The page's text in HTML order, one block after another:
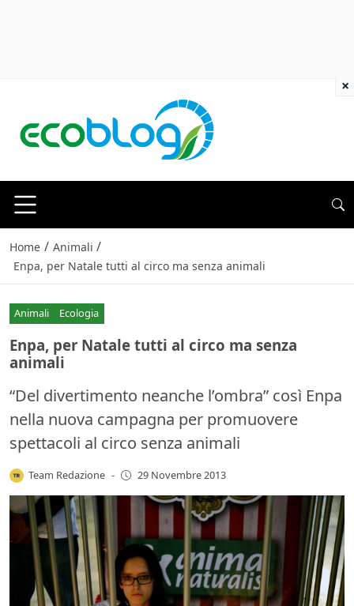
Home / Animali /
Enpa, per Natale tutti al circo ma senza animali
Animali Ecologia
Enpa, per Natale tutti al circo ma senza
animali
“Del divertimento neanche l’ombra” così Enpa
nella nuova campagna per promuovere
spettacoli al circo senza animali
Team Redazione - 29 Novembre 2013
×